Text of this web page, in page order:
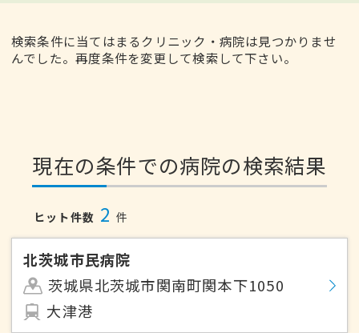
検索条件に当てはまるクリニック・病院は見つかりませ
んでした。再度条件を変更して検索して下さい。
現在の条件での病院の検索結果
ヒット件数 2 件
北茨城市民病院
茨城県北茨城市関南町関本下1050
大津港